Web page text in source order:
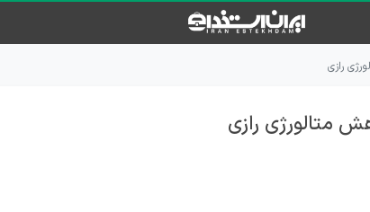
رازی
متالورژی رازی